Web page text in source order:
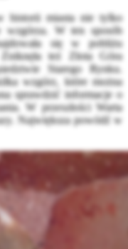
historii miasta nie tylko
wzgórza. W ten sposób
się w pobliżu
też Złota Góra
Starego Rynku.
wzgórz, które można
sprawdzić informacje o
W przeszłości Warta
Największa powódź w